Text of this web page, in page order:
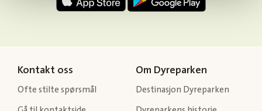
Kontakt oss
Ofte stilte spørsmål
Om Dyreparken
Destinasjon Dyreparken